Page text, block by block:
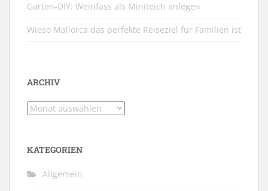
Garten-DIY: Weinfass als Miniteich anlegen
Wieso Mallorca das perfekte Reiseziel für Familien ist
ARCHIV
Archiv
KATEGORIEN
Allgemein